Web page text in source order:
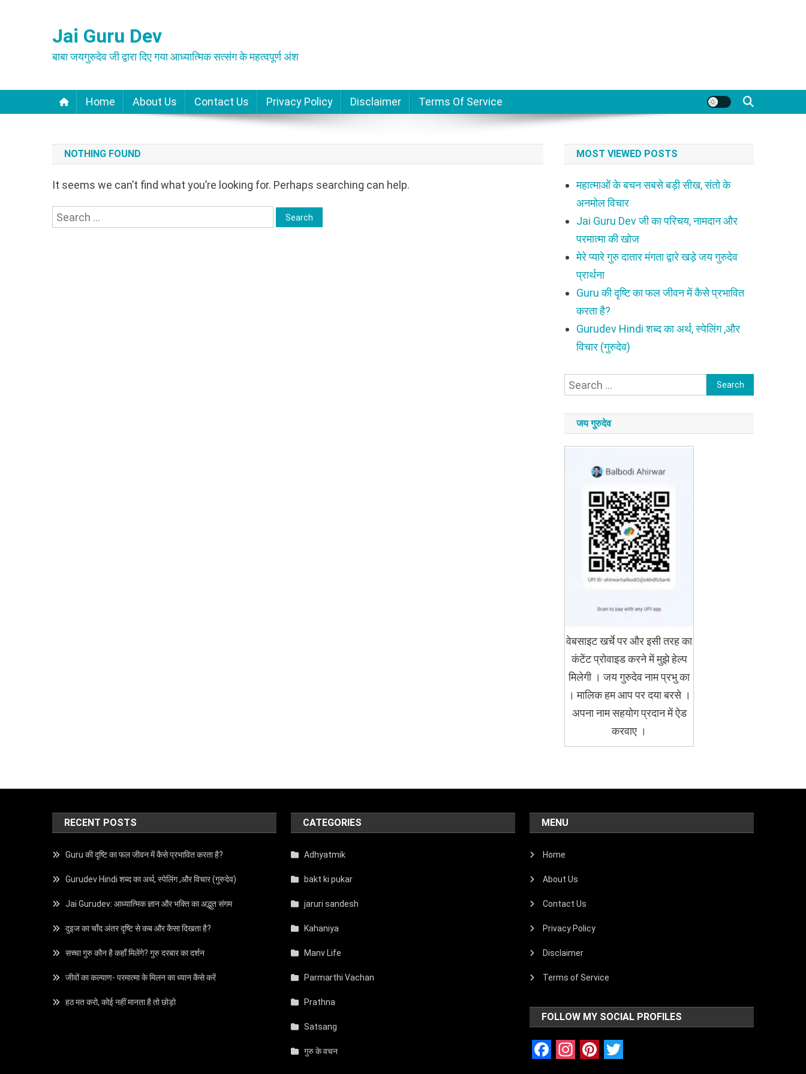
Jai Guru Dev
बाबा जयगुरुदेव जी द्वारा दिए गया आध्यात्मिक सत्संग के महत्वपूर्ण अंश
Home About Us Contact Us Privacy Policy Disclaimer Terms Of Service
NOTHING FOUND
It seems we can’t find what you’re looking for. Perhaps searching can help.
Search
MOST VIEWED POSTS
महात्माओं के बचन सबसे बड़ी सीख, संतो के
अनमोल विचार
Jai Guru Dev जी का परिचय, नामदान और
परमात्मा की खोज
मेरे प्यारे गुरु दातार मंगता द्वारे खड़े जय गुरुदेव
प्रार्थना
Guru की दृष्टि का फल जीवन में कैसे प्रभावित
करता है?
Gurudev Hindi शब्द का अर्थ, स्पेलिंग ,और
विचार (गुरुदेव)
Search
जय गुरुदेव
वेबसाइट खर्चे पर और इसी तरह का
कंटेंट प्रोवाइड करने में मुझे हेल्प
मिलेगी । जय गुरुदेव नाम प्रभु का
। मालिक हम आप पर दया बरसे ।
अपना नाम सहयोग प्रदान में ऐड
करवाए ।
RECENT POSTS
Guru की दृष्टि का फल जीवन में कैसे प्रभावित करता है?
Gurudev Hindi शब्द का अर्थ, स्पेलिंग ,और विचार (गुरुदेव)
Jai Gurudev: आध्यात्मिक ज्ञान और भक्ति का अद्भुत संगम
दुइज का चाँद अंतर दृष्टि से कब और कैसा दिखता है?
सच्चा गुरु कौन है कहाँ मिलेंगे? गुरु दरबार का दर्शन
जीवों का कल्याण- परमात्मा के मिलन का ध्यान कैसे करें
हठ मत करो, कोई नहीं मानता है तो छोड़ो
CATEGORIES
Adhyatmik
bakt ki pukar
jaruri sandesh
Kahaniya
Manv Life
Parmarthi Vachan
Prathna
Satsang
गुरु के वचन
MENU
Home
About Us
Contact Us
Privacy Policy
Disclaimer
Terms of Service
FOLLOW MY SOCIAL PROFILES